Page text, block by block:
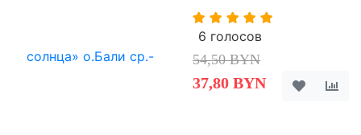
6 голосов
54,50 BYN
37,80 BYN